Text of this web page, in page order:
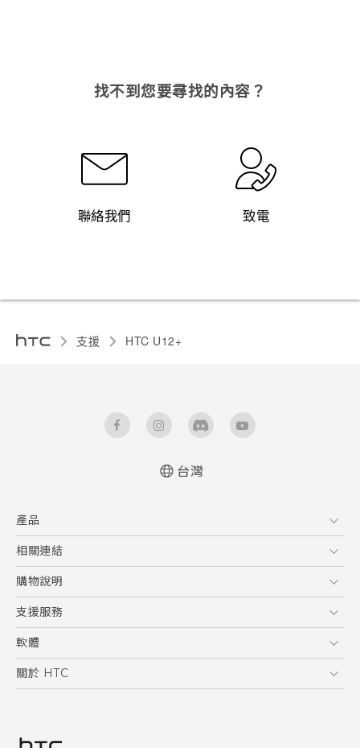
找不到您要尋找的內容？
聯絡我們 致電
支援 HTC U12+‎
台灣
產品
5G
智慧型手機
配件
相關連結
HTC Research
購物說明
購物須知
訂單管理
付款方式
支援服務
到府收送維修服務
服務中心資訊
客戶服務佈告欄
軟體
應用程式
關於 HTC